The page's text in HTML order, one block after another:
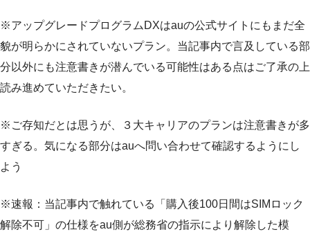
※アップグレードプログラムDXはauの公式サイトにもまだ全
貌が明らかにされていないプラン。当記事内で言及している部
分以外にも注意書きが潜んでいる可能性はある点はご了承の上
読み進めていただきたい。
※ご存知だとは思うが、３大キャリアのプランは注意書きが多
すぎる。気になる部分はauへ問い合わせて確認するようにし
よう
※速報：当記事内で触れている「購入後100日間はSIMロック
解除不可」の仕様をau側が総務省の指示により解除した模